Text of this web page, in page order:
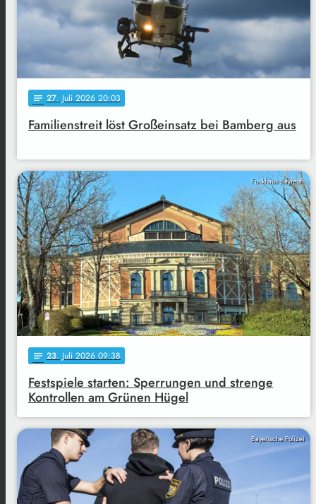
notes 27. Juli 2026 20:03
Familienstreit löst Großeinsatz bei Bamberg aus
Funkhaus Bayreuth
notes 23. Juli 2026 09:38
Festspiele starten: Sperrungen und strenge
Kontrollen am Grünen Hügel
Bayerische Polizei